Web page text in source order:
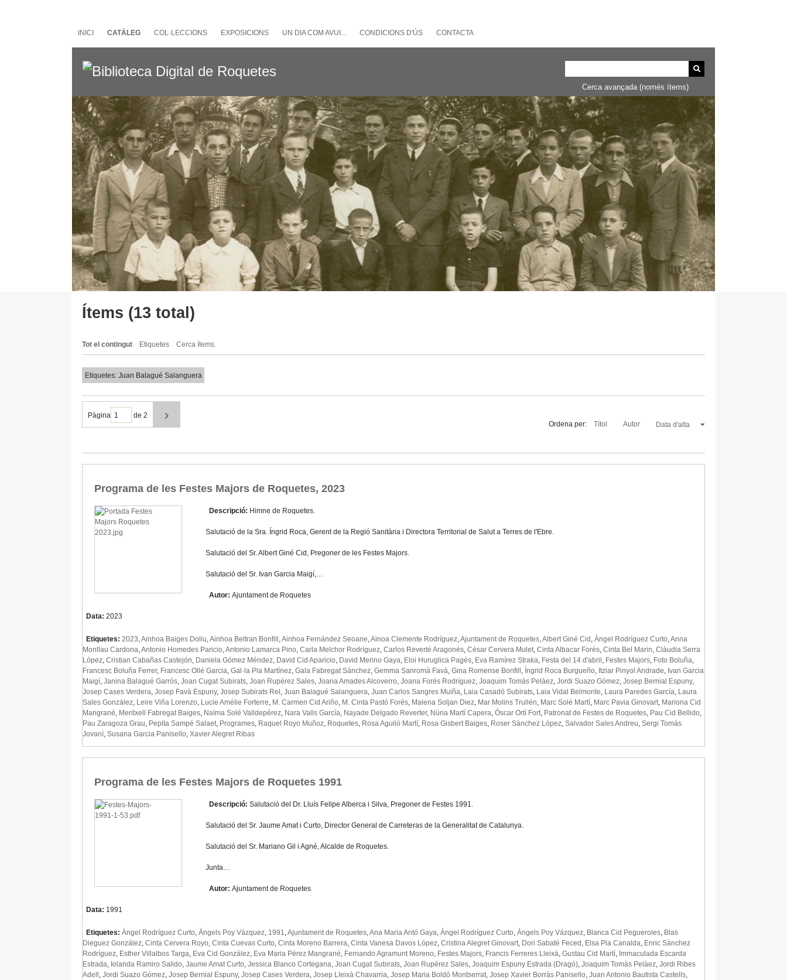
INICI CATÀLEG COL·LECCIONS EXPOSICIONS UN DIA COM AVUI... CONDICIONS D'ÚS CONTACTA
Cerca avançada (només ítems)
Ítems (13 total)
Tot el contingut Etiquetes Cerca ítems.
Etiquetes: Juan Balagué Salanguera
Pàgina
de 2
Ordena per:
Títol Autor Data d'alta
Programa de les Festes Majors de Roquetes, 2023
Descripció: Himne de Roquetes.
Salutació de la Sra. Íngrid Roca, Gerent de la Regió Sanitària i Directora Territorial de Salut a Terres de l'Ebre.
Salutació del Sr. Albert Giné Cid, Pregoner de les Festes Majors.
Salutació del Sr. Ivan Garcia Maigí,…
Autor: Ajuntament de Roquetes
Data: 2023
Etiquetes: 2023,Ainhoa Baiges Doliu,Ainhoa Beltran Bonfill ,Ainhoa Fernández Seoane,Ainoa Clemente Rodríguez,Ajuntament de Roquetes,Albert Giné Cid , Àngel Rodríguez Curto,Anna
Monllau Cardona,Antonio Homedes Paricio,Antonio Lamarca Pino, Carla Melchor Rodríguez, Carlos Reverté Aragonés, César Cervera Mulet, Cinta Albacar Forés, Cinta Bel Marin, Clàudia Serra
López, Cristian Cabañas Castejón, Daniela Gómez Méndez, David Cid Aparicio, David Merino Gaya, Eloi Huruglica Pagès, Eva Ramírez Straka, Festa del 14 d'abril , Festes Majors, Foto Boluña,
Francesc Boluña Ferrer, Francesc Ollé Garcia, Gal·la Pla Martínez, Gala Fabregat Sánchez, Gemma Sanromà Favà, Gina Romense Bonfill , Íngrid Roca Burgueño, Itziar Pinyol Andrade, Ivan Garcia
Maigí, Janina Balagué Garrós, Joan Cugat Subirats, Joan Rupérez Sales, Joana Amades Alcoverro, Joana Forés Rodríguez, Joaquim Tomàs Pelàez, Jordi Suazo Gómez, Josep Bernial Espuny,
Josep Cases Verdera, Josep Favà Espuny, Josep Subirats Rel , Juan Balagué Salanguera, Juan Carlos Sangres Muiña, Laia Casadó Subirats, Laia Vidal Belmonte, Laura Paredes García, Laura
Sales González, Leire Viña Lorenzo, Lucie Amélie Forterre, M. Carmen Cid Ariño, M. Cinta Pastó Forés, Malena Soljan Diez, Mar Molins Trullén, Marc Solé Martí, Marc Pavia Ginovart, Mariona Cid
Mangrané, Meritxell Fabregat Baiges, Naïma Solé Valldepérez, Nara Valls García, Nayade Delgado Reverter, Núria Martí Capera, Òscar Ortí Fort, Patronat de Festes de Roquetes, Pau Cid Bellido,
Pau Zaragoza Grau, Pepita Sampé Salaet, Programes, Raquel Royo Muñoz, Roquetes, Rosa Aguiló Martí, Rosa Gisbert Baiges, Roser Sànchez López, Salvador Sales Andreu, Sergi Tomás
Jovaní, Susana Garcia Panisello, Xavier Alegret Ribas
Programa de les Festes Majors de Roquetes 1991
Descripció: Salutació del Dr. Lluís Felipe Alberca i Silva, Pregoner de Festes 1991.
Salutació del Sr. Jaume Amat i Curto, Director General de Carreteras de la Generalitat de Catalunya.
Salutació del Sr. Mariano Gil i Agné, Alcalde de Roquetes.
Junta…
Autor: Ajuntament de Roquetes
Data: 1991
Etiquetes: Àngel Rodríguez Curto, Àngels Poy Vázquez, 1991,Ajuntament de Roquetes,Ana Maria Antó Gaya, Àngel Rodríguez Curto, Àngels Poy Vázquez, Blanca Cid Pegueroles, Blas
Dieguez González, Cinta Cervera Royo, Cinta Cuevas Curto, Cinta Moreno Barrera, Cinta Vanesa Davos López, Cristina Alegret Ginovart, Dori Sabaté Feced , Elsa Pla Canalda, Enric Sànchez
Rodríguez, Esther Villalbos Targa, Eva Cid González, Eva Maria Pérez Mangrané, Fernando Agramunt Moreno, Festes Majors, Francis Ferreres Lleixà, Gustau Cid Martí, Immaculada Escarda
Estrada, Iolanda Ramiro Salido, Jaume Amat Curto, Jessica Blanco Cortegana, Joan Cugat Subirats, Joan Rupérez Sales, Joaquim Espuny Estrada (Dragó), Joaquim Tomàs Pelàez, Jordi Ribes
Adell , Jordi Suazo Gómez, Josep Bernial Espuny, Josep Cases Verdera, Josep Lleixà Chavarria, Josep Maria Boldó Montserrat, Josep Xavier Borràs Panisello, Juan Antonio Bautista Castells,